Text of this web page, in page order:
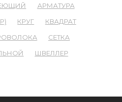
АРМАТУРА
КРУГ
КВАДРАТ
СЕТКА
ШВЕЛЛЕР